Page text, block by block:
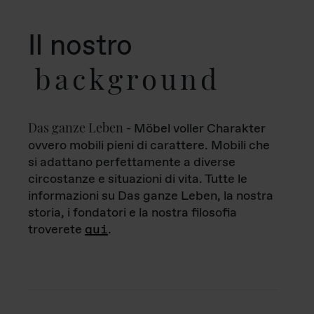
Il nostro
background
Das ganze Leben - Möbel voller Charakter
ovvero mobili pieni di carattere. Mobili che
si adattano perfettamente a diverse
circostanze e situazioni di vita. Tutte le
informazioni su Das ganze Leben, la nostra
storia, i fondatori e la nostra filosofia
troverete qui.